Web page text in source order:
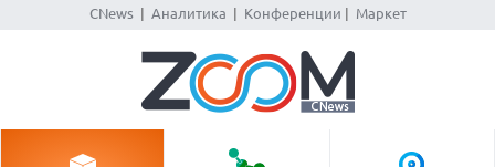
CNews| Аналитика Конференции Маркет